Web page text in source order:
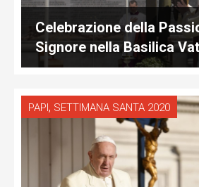
Celebrazione della
Signore nella Basilica
PAPI, SETTIMANA SANTA 2020